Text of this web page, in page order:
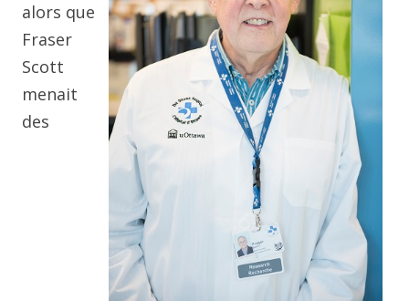
alors que
Fraser
Scott
menait
des